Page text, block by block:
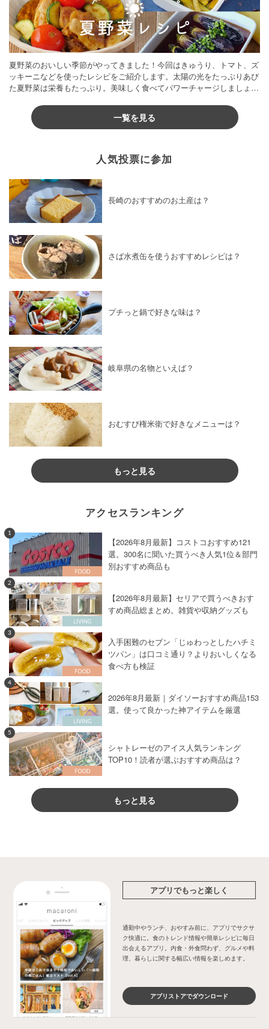
夏野菜のおいしい季節がやってきました！今回はきゅうり、トマト、ズ
ッキーニなどを使ったレシピをご紹介します。太陽の光をたっぷりあび
た夏野菜は栄養もたっぷり。美味しく食べてパワーチャージしましょう
一覧を見る
人気投票に参加
長崎のおすすめのお土産は？
さば水煮缶を使うおすすめレシピは？
プチっと鍋で好きな味は？
岐阜県の名物といえば？
おむすび権米衛で好きなメニューは？
もっと見る
アクセスランキング
1
【2026年8月最新】コストコおすすめ121
選。300名に聞いた買うべき人気1位＆部門
別おすすめ商品も
2
【2026年8月最新】セリアで買うべきおす
すめ商品総まとめ。雑貨や収納グッズも
3
入手困難のセブン「じゅわっとしたハチミ
ツパン」は口コミ通り？よりおいしくなる
食べ方も検証
4
2026年8月最新｜ダイソーおすすめ商品153
選。使って良かった神アイテムを厳選
5
シャトレーゼのアイス人気ランキング
TOP10！読者が選ぶおすすめ商品は？
もっと見る
アプリでもっと楽しく
通勤中やランチ、おやすみ前に、アプリでサクサ
ク快適に。食のトレンド情報や簡単レシピに毎日
出会えるアプリ。内食・外食問わず、グルメや料
理、暮らしに関する幅広い情報を楽しめます。
アプリストアでダウンロード